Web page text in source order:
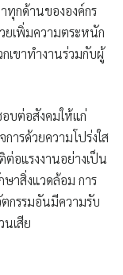
ทุกด้านขององค์กร
ยเพิ่มความตระหนัก
กเขาทำงานร่วมกับผู้
บต่อสังคมให้แก่
การด้วยความโปร่งใส
อแรงงานอย่างเป็น
าสิ่งแวดล้อม การ
กรรมอันมีความรับ
เสีย